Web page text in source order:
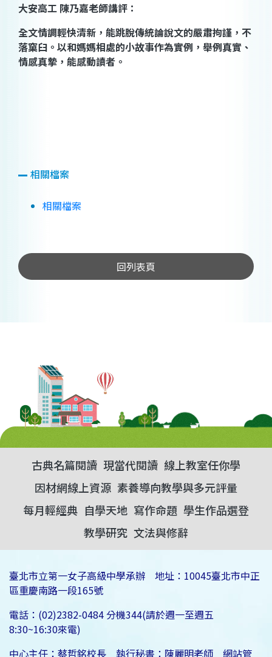
大安高工 陳乃嘉老師講評 ：
全文情調輕快清新，能跳脫傳統論說文的嚴肅拘謹，不
落窠臼。以和媽媽相處的小故事作為實例，舉例真實、
情感真摯，能感動讀者。
相關檔案
相關檔案
回列表頁
古典名篇閱讀 現當代閱讀 線上教室任你學
因材網線上資源 素養導向教學與多元評量
每月輕經典 自學天地 寫作命題 學生作品選登
教學研究 文法與修辭
臺北市立第一女子高級中學承辦 地址：10045臺北市中正
區重慶南路一段165號
電話：(02)2382-0484 分機344(請於週一至週五
8:30~16:30來電)
中心主任：蔡哲銘校長 執行秘書：陳麗明老師 網站管